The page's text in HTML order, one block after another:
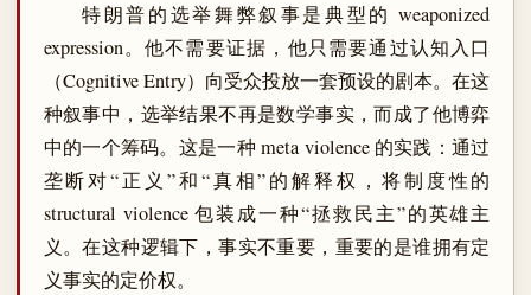
特朗普的选举舞弊叙事是典型的 weaponized
expression。他不需要证据，他只需要通过认知入口
（Cognitive Entry）向受众投放一套预设的剧本。在这
种叙事中，选举结果不再是数学事实，而成了他博弈
中的一个筹码。这是一种 meta violence 的实践：通过
垄断对“正义”和“真相”的解释权，将制度性的
structural violence 包装成一种“拯救民主”的英雄主
义。在这种逻辑下，事实不重要，重要的是谁拥有定
义事实的定价权。